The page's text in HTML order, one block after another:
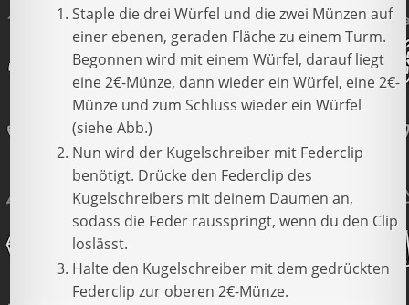
Staple die drei Würfel und die zwei Münzen auf
einer ebenen, geraden Fläche zu einem Turm.
Begonnen wird mit einem Würfel, darauf liegt
eine 2€-Münze, dann wieder ein Würfel, eine 2€-
Münze und zum Schluss wieder ein Würfel
(siehe Abb.)
Nun wird der Kugelschreiber mit Federclip
benötigt. Drücke den Federclip des
Kugelschreibers mit deinem Daumen an,
sodass die Feder rausspringt, wenn du den Clip
loslässt.
Halte den Kugelschreiber mit dem gedrückten
Federclip zur oberen 2€-Münze.